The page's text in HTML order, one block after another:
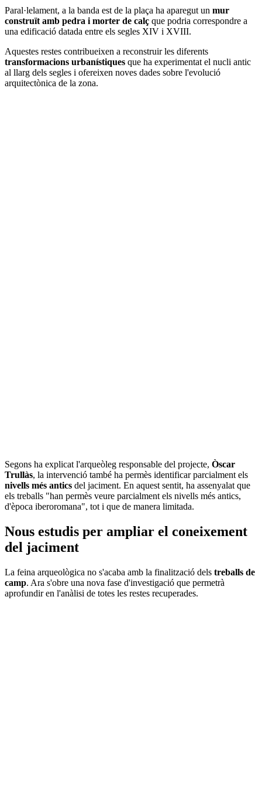
Paral·lelament, a la banda est de la plaça ha aparegut un mur
construït amb pedra i morter de calç que podria correspondre a
una edificació datada entre els segles XIV i XVIII.
Aquestes restes contribueixen a reconstruir les diferents
transformacions urbanístiques que ha experimentat el nucli antic
al llarg dels segles i ofereixen noves dades sobre l'evolució
arquitectònica de la zona.
Segons ha explicat l'arqueòleg responsable del projecte, Òscar
Trullàs, la intervenció també ha permès identificar parcialment els
nivells més antics del jaciment. En aquest sentit, ha assenyalat que
els treballs "han permès veure parcialment els nivells més antics,
d'època iberoromana", tot i que de manera limitada.
Nous estudis per ampliar el coneixement
del jaciment
La feina arqueològica no s'acaba amb la finalització dels treballs de
camp. Ara s'obre una nova fase d'investigació que permetrà
aprofundir en l'anàlisi de totes les restes recuperades.